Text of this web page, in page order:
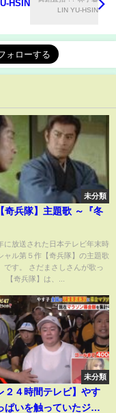
HSIN
未分類
奇兵隊】主題歌 ～『冬
に放送された日本テレビ年末時
ャル第５作【奇兵隊】の主題歌
です。 さだまさしさんが歌っ
【奇兵隊】は、...
未分類
２４時間テレビ】やす
ぱいを触っていたジジ